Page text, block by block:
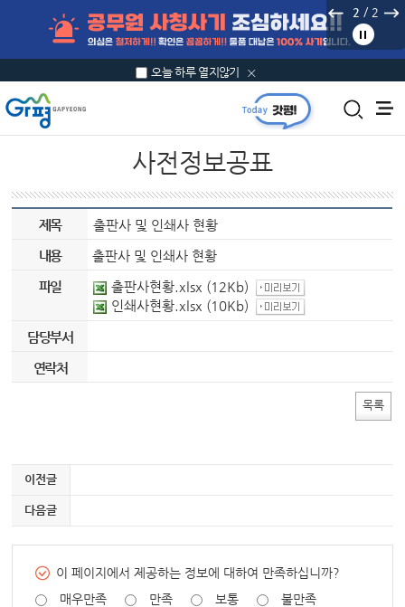
2 / 2
오늘 하루 열지않기
사전정보공표
제목
출판사 및 인쇄사 현황
내용
출판사 및 인쇄사 현황
파일
출판사현황.xlsx (12Kb)
인쇄사현황.xlsx (10Kb)
담당부서
연락처
목록
이전글
다음글
이 페이지에서 제공하는 정보에 대하여 만족하십니까?
매우만족
만족 보통
불만족